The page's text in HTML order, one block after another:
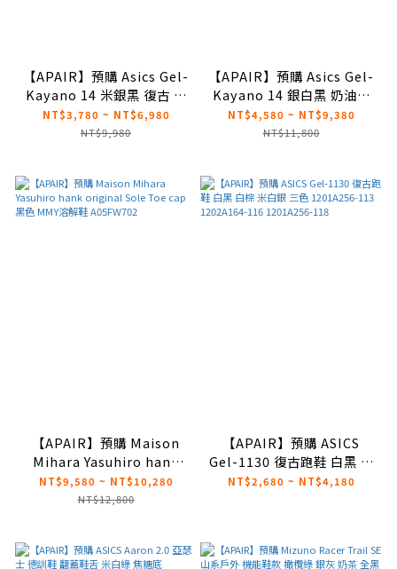
【APAIR】預購 Asics Gel-
Kayano 14 米銀黑 復古 慢
跑鞋 1203A537-200
NT$3,780 ~ NT$6,980
NT$9,980
【APAIR】預購 Asics Gel-
Kayano 14 銀白黑 奶油底
2025新色 1203A537-110
NT$4,580 ~ NT$9,380
NT$11,800
【APAIR】預購 Maison
Mihara Yasuhiro hank
original Sole Toe cap 黑
色 MMY溶解鞋 A05FW702
NT$9,580 ~ NT$10,280
NT$12,800
【APAIR】預購 ASICS
Gel-1130 復古跑鞋 白黑 白
棕 米白銀 三色 1201A256-
NT$2,680 ~ NT$4,180